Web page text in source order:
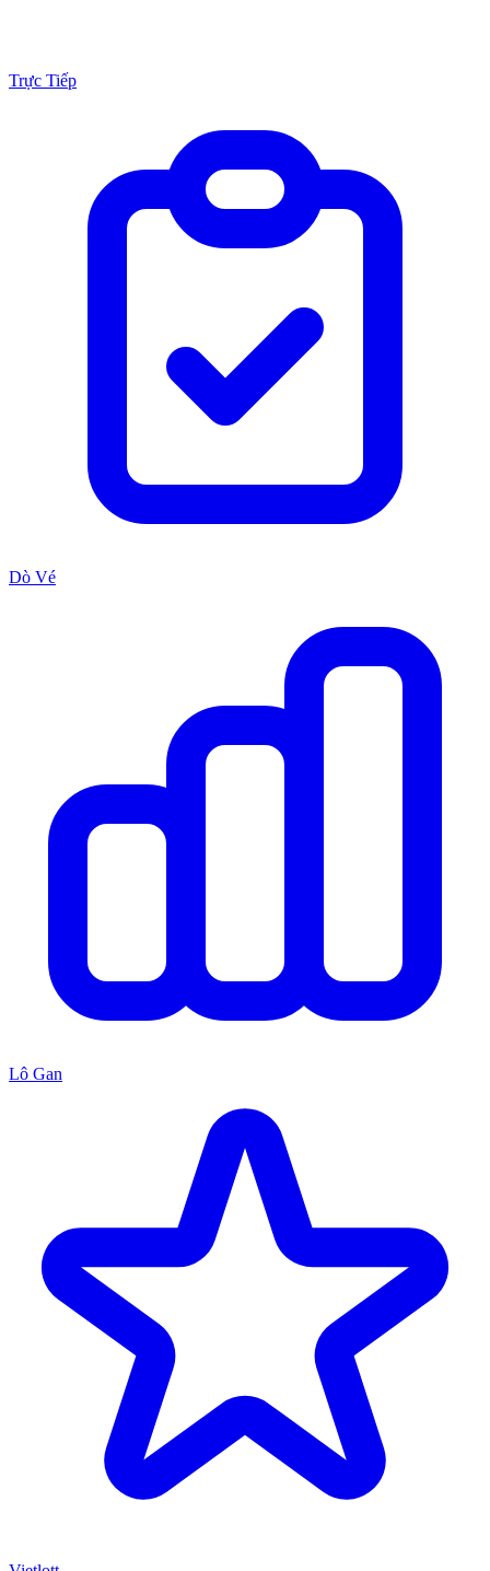
Trực Tiếp
Dò Vé
Lô Gan